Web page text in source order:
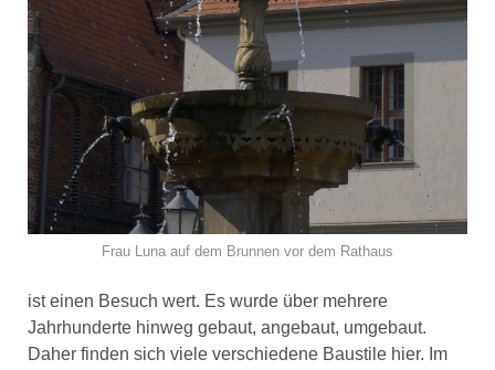
Frau Luna auf dem Brunnen vor dem Rathaus
ist einen Besuch wert. Es wurde über mehrere
Jahrhunderte hinweg gebaut, angebaut, umgebaut.
Daher finden sich viele verschiedene Baustile hier. Im